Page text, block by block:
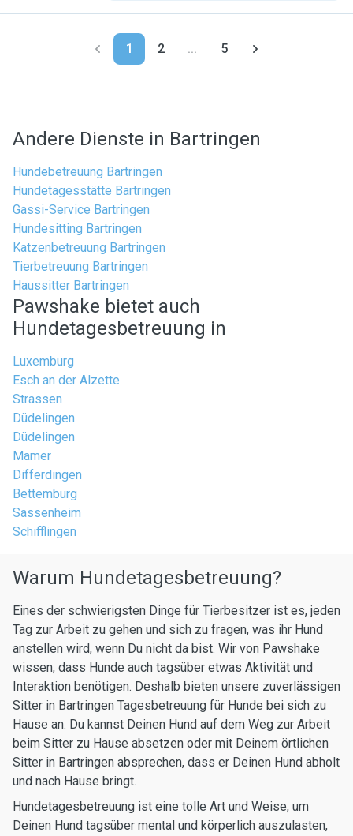
1 2 ... 5
Andere Dienste in Bartringen
Hundebetreuung Bartringen
Hundetagesstätte Bartringen
Gassi-Service Bartringen
Hundesitting Bartringen
Katzenbetreuung Bartringen
Tierbetreuung Bartringen
Haussitter Bartringen
Pawshake bietet auch
Hundetagesbetreuung in
Luxemburg
Esch an der Alzette
Strassen
Düdelingen
Düdelingen
Mamer
Differdingen
Bettemburg
Sassenheim
Schifflingen
Warum Hundetagesbetreuung?
Eines der schwierigsten Dinge für Tierbesitzer ist es, jeden
Tag zur Arbeit zu gehen und sich zu fragen, was ihr Hund
anstellen wird, wenn Du nicht da bist. Wir von Pawshake
wissen, dass Hunde auch tagsüber etwas Aktivität und
Interaktion benötigen. Deshalb bieten unsere zuverlässigen
Sitter in Bartringen Tagesbetreuung für Hunde bei sich zu
Hause an. Du kannst Deinen Hund auf dem Weg zur Arbeit
beim Sitter zu Hause absetzen oder mit Deinem örtlichen
Sitter in Bartringen absprechen, dass er Deinen Hund abholt
und nach Hause bringt.
Hundetagesbetreuung ist eine tolle Art und Weise, um
Deinen Hund tagsüber mental und körperlich auszulasten,